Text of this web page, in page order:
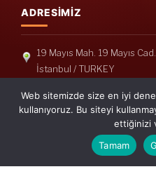
ADRESIMIZ
19 Mayıs Mah. 19 Mayıs
İstanbul / TURKEY
Telefon: +90(212) 240 33 39
Telefon: +90(212) 248 19
info@erisymm.com
Web sitemizde size en iyi
kullanıyoruz. Bu siteyi
ettiğinizi
Tamam